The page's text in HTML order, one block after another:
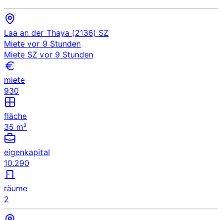
Laa an der Thaya (2136) SZ
Miete vor 9 Stunden
Miete SZ vor 9 Stunden
miete
930
fläche
35 m²
eigenkapital
10.290
räume
2